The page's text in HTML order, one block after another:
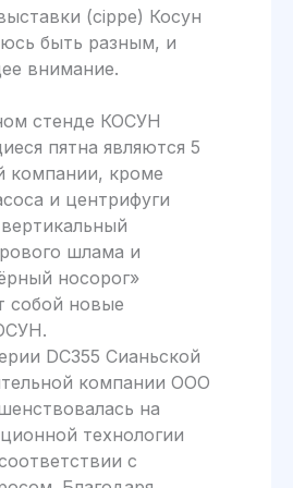
(cippe) Косун
быть разным, и
внимание.
стенде КОСУН
пятна являются 5
компании, кроме
и центрифуги
шлама и
носорог»
собой новые
DC355 Сианьской
компании ООО
на
технологии
с